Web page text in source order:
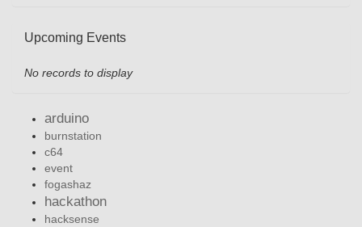
Upcoming Events
No records to display
arduino
burnstation
c64
event
fogashaz
hackathon
hacksense